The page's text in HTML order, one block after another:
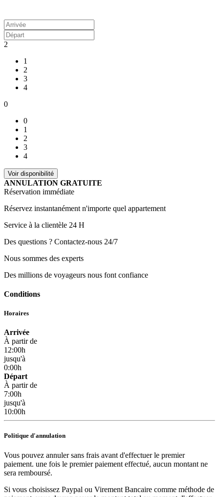
2
1
2
3
4
0
0
1
2
3
4
ANNULATION GRATUITE
Réservation immédiate
Réservez instantanément n'importe quel appartement
Service à la clientèle 24 H
Des questions ? Contactez-nous 24/7
Nous sommes des experts
Des millions de voyageurs nous font confiance
Conditions
Horaires
Arrivée
À partir de
12:00h
jusqu'à
0:00h
Départ
À partir de
7:00h
jusqu'à
10:00h
Politique d'annulation
Vous pouvez annuler sans frais avant d'effectuer le premier
paiement. une fois le premier paiement effectué, aucun montant ne
sera remboursé.
Si vous choisissez Paypal ou Virement Bancaire comme méthode de